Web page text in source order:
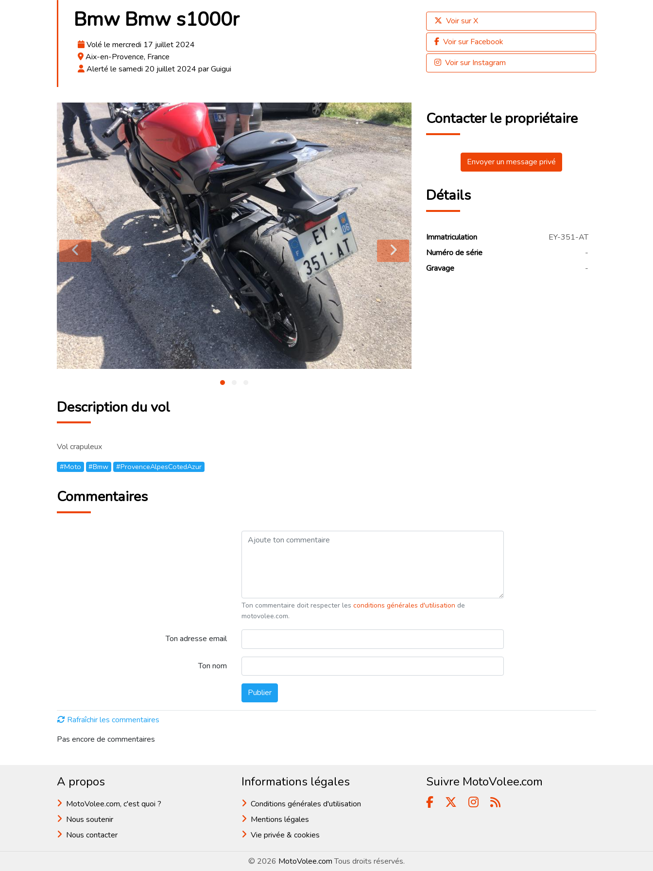
Bmw Bmw s1000r
Volé le mercredi 17 juillet 2024
Aix-en-Provence, France
Alerté le samedi 20 juillet 2024 par Guigui
Voir sur X
Voir sur Facebook
Voir sur Instagram
Contacter le propriétaire
Envoyer un message privé
Détails
Immatriculation
EY-351-AT
Numéro de série
-
Gravage
-
Description du vol
Vol crapuleux
#Moto #Bmw #ProvenceAlpesCotedAzur
Commentaires
Ton commentaire doit respecter les conditions générales d'utilisation de
motovolee.com.
Ton adresse email
Ton nom
Publier
Rafraîchir les commentaires
Pas encore de commentaires
A propos
MotoVolee.com, c'est quoi ?
Nous soutenir
Nous contacter
Informations légales
Conditions générales d'utilisation
Mentions légales
Vie privée & cookies
Suivre MotoVolee.com
© 2026 MotoVolee.comTous droits réservés.